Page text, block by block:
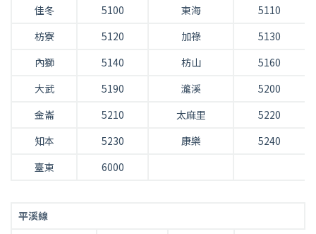
佳冬
5100 東海
5110
枋寮
5120 加祿
5130
內獅
5140 枋山
5160
大武
5190 瀧溪
5200
金崙
5210 太麻里
5220
知本
5230 康樂
5240
臺東
6000
平溪線